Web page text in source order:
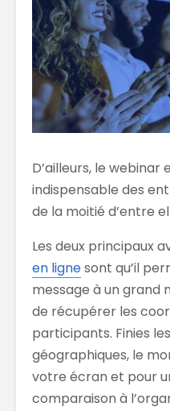
D’ailleurs, le webinar
indispensable des
de la moitié d’entre
Les deux principaux
en lignesont qu’il
message à un grand
de récupérer les
participants. Finies
géographiques, le
votre écran et pour
comparaison à